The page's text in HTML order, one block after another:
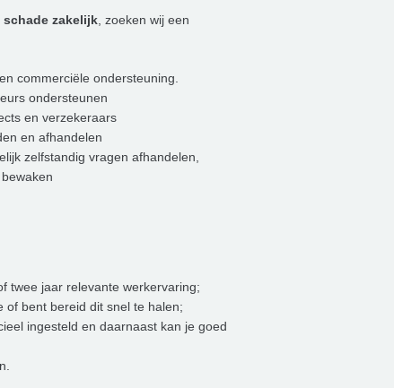
schade zakelijk, zoeken wij een
commerciële ondersteuning.
ondersteunen
en verzekeraars
en afhandelen
zelfstandig vragen afhandelen,
twee jaar relevante werkervaring;
of bent bereid dit snel te halen;
ingesteld en daarnaast kan je goed